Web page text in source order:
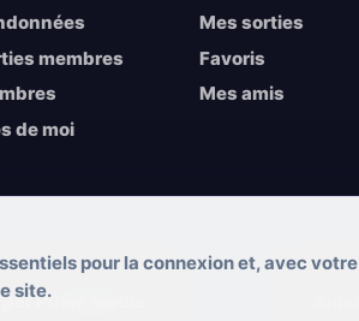
membres
de moi
Mes sorties
Favoris
Mes amis
par Pulse Media
pour la connexion et, avec votre
site.